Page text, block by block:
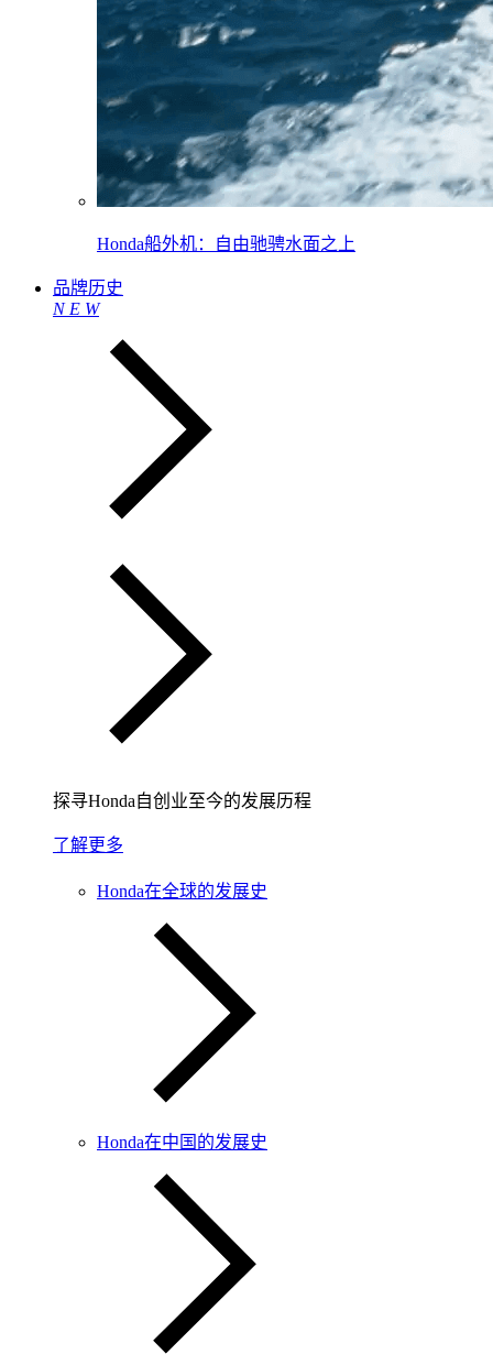
Honda船外机：自由驰骋水面之上
品牌历史
N E W
探寻Honda自创业至今的发展历程
了解更多
Honda在全球的发展史
Honda在中国的发展史